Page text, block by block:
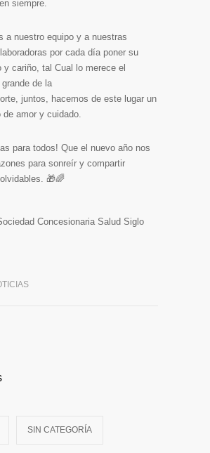
siempre.
a nuestro equipo y a nuestras
por cada día poner su
y cariño, tal Cual lo merece el
de la
juntos, hacemos de este lugar un
de amor y cuidado.
para todos! Que el nuevo año nos
para sonreír y compartir
🎁🌈
Concesionaria Salud Siglo
SIN CATEGORÍA